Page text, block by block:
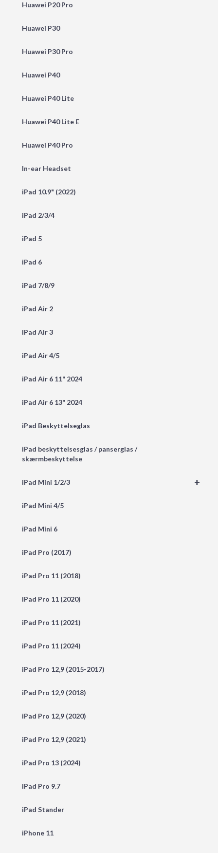
Huawei P20 Pro
Huawei P30
Huawei P30 Pro
Huawei P40
Huawei P40 Lite
Huawei P40 Lite E
Huawei P40 Pro
In-ear Headset
iPad 10.9" (2022)
iPad 2/3/4
iPad 5
iPad 6
iPad 7/8/9
iPad Air 2
iPad Air 3
iPad Air 4/5
iPad Air 6 11" 2024
iPad Air 6 13" 2024
iPad Beskyttelseglas
iPad beskyttelsesglas / panserglas /
skærmbeskyttelse
+
iPad Mini 1/2/3
iPad Mini 4/5
iPad Mini 6
iPad Pro (2017)
iPad Pro 11 (2018)
iPad Pro 11 (2020)
iPad Pro 11 (2021)
iPad Pro 11 (2024)
iPad Pro 12,9 (2015-2017)
iPad Pro 12,9 (2018)
iPad Pro 12,9 (2020)
iPad Pro 12,9 (2021)
iPad Pro 13 (2024)
iPad Pro 9.7
iPad Stander
iPhone 11